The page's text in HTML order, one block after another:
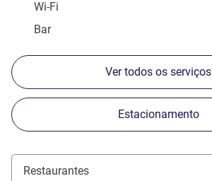
Wi-Fi
Bar
Ver todos os serviços
Estacionamento
Restaurantes